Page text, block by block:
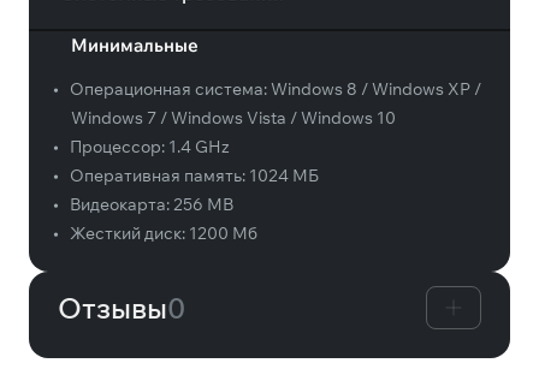
Минимальные
• Операционная система:Windows 8 / Windows XP /
Windows 7 / Windows Vista / Windows 10
•
Процессор: 1.4 GHz
•
Оперативная память: 1024 МБ
•
Видеокарта:256 MB
•
Жесткий диск: 1200 Мб
Отзывы0